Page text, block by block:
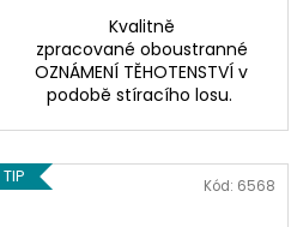
Kvalitně
zpracované oboustranné
OZNÁMENÍ TĚHOTENSTVÍ v
podobě stíracího losu.
TIP Kód: 6568